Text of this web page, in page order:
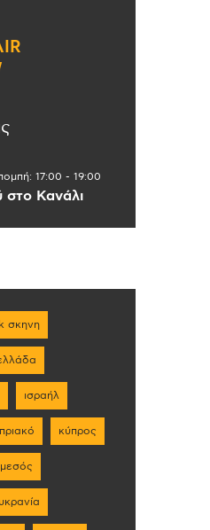
17:00 - 19:00
στο Κανάλι
σκηνη
ισραήλ
κύπρος